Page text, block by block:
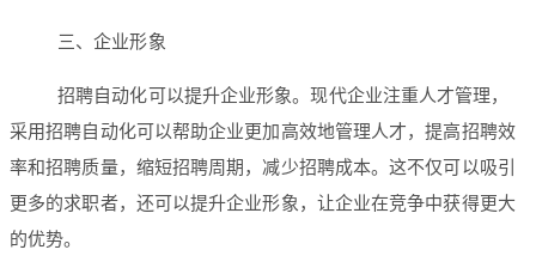
三、企业形象
招聘自动化可以提升企业形象。现代企业注重人才管理，
采用招聘自动化可以帮助企业更加高效地管理人才，提高招聘效
率和招聘质量，缩短招聘周期，减少招聘成本。这不仅可以吸引
更多的求职者，还可以提升企业形象，让企业在竞争中获得更大
的优势。